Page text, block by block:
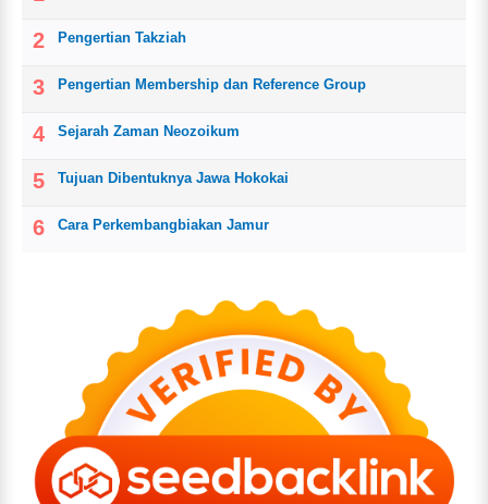
Pengertian Takziah
Pengertian Membership dan Reference Group
Sejarah Zaman Neozoikum
Tujuan Dibentuknya Jawa Hokokai
Cara Perkembangbiakan Jamur